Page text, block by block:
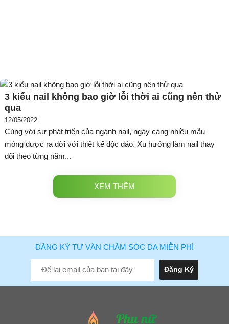
3 kiểu nail không bao giờ lỗi thời ai cũng nên thử
qua
12/05/2022
Cùng với sự phát triển của ngành nail, ngày càng nhiều mẫu
móng được ra đời với thiết kế độc đáo. Xu hướng làm nail thay
đổi theo từng năm...
XEM THÊM
ĐĂNG KÝ TƯ VẤN CHĂM SÓC DA MIỄN PHÍ